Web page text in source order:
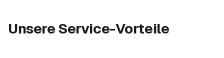
Unsere Service-Vorteile